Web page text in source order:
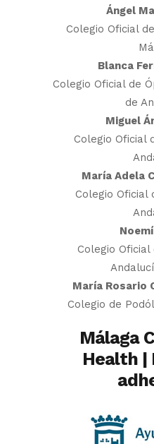
Ángel
Colegio Oficial
Blanca
Colegio Oficial de
de
Miguel
Colegio Oficial
María Adela
Colegio Oficial
Colegio
María Rosario
Colegio de
Málaga
Health |